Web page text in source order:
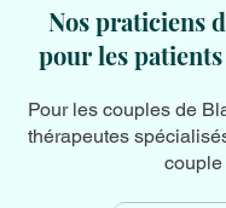
Nos praticiens
pour les
Pour les couples de
thérapeutes
couple